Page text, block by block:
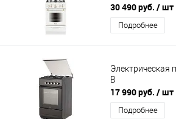
30 490 руб. / шт
Подробнее
Электрическая
B
17 990 руб. / шт
Подробнее